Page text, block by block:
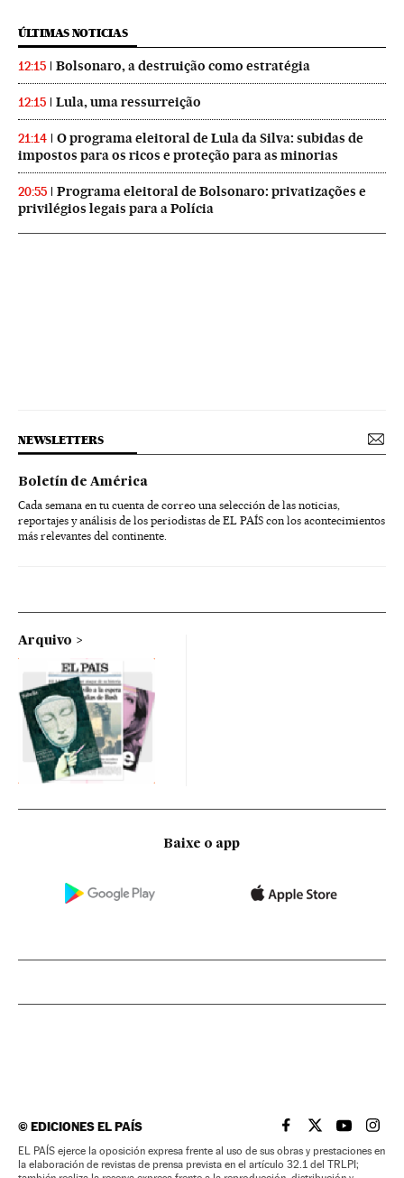
ÚLTIMAS NOTICIAS
12:15 Bolsonaro, a destruição como estratégia
12:15 Lula, uma ressurreição
21:14
O programa eleitoral de Lula da Silva: subidas de
impostos para os ricos e proteção para as minorias
20:55
Programa eleitoral de Bolsonaro: privatizações e
privilégios legais para a Polícia
NEWSLETTERS
Boletín de América
Cada semana en tu cuenta de correo una selección de las noticias,
reportajes y análisis de los periodistas de EL PAÍS con los acontecimientos
más relevantes del continente.
Arquivo
Baixe o app
©EDICIONES EL PAÍS EL PAÍS BRASIL EN
EL PAÍSEL PAÍS
EL
EL PAÍS ejerce la oposición expresa frente al uso de sus obras y prestaciones en
la elaboración de revistas de prensa prevista en el artículo 32.1 del TRLPI;